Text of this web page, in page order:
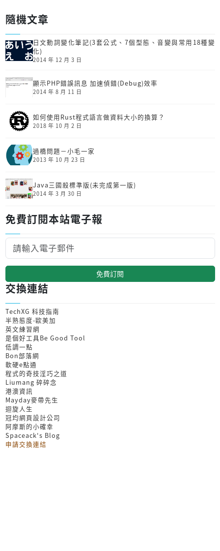
隨機文章
日文動詞變化筆記(3套公式、7個型態、音變與常用18種變
化)
2014 年 12 月 3 日
顯示PHP錯誤訊息 加速偵錯(Debug)效率
2014 年 8 月 11 日
如何使用Rust程式語言做資料大小的換算？
2018 年 10 月 2 日
過橋問題－小毛一家
2013 年 10 月 23 日
Java三國殺標準版(未完成第一版)
2014 年 3 月 30 日
免費訂閱本站電子報
免費訂閱
交換連結
TechXG 科技指南
半熟態度-歐美加
英文練習網
是個好工具Be Good Tool
低調一點
Bon部落網
軟硬e點通
程式的奇技淫巧之道
Liumang 碎碎念
港澳資訊
Mayday麥帶先生
迴旋人生
冠均網頁設計公司
阿摩斯的小確幸
Spaceack's Blog
申請交換連結